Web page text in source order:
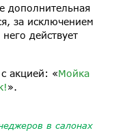
дополнительная
за исключением
действует
акцией: «Мойка
».
в салонах